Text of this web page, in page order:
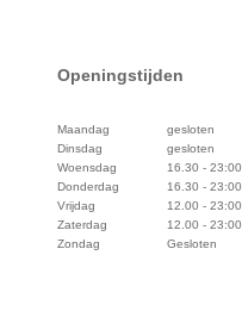
Openingstijden
Maandag
gesloten
Dinsdag
gesloten
Woensdag
16.30 - 23:00
Donderdag
16.30 - 23:00
Vrijdag
12.00 - 23:00
Zaterdag
12.00 - 23:00
Zondag
Gesloten